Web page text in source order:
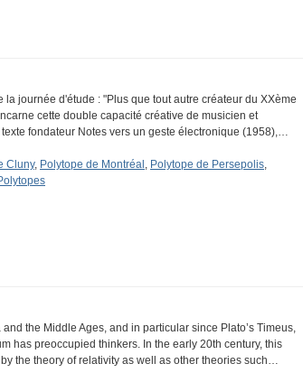
la journée d'étude : "Plus que tout autre créateur du XXème
cette double capacité créative de musicien et
texte fondateur Notes vers un geste électronique (1958),…
Cluny, Polytope de Montréal , Polytope de Persepolis,
the Middle Ages, and in particular since Plato’s Timeus,
has preoccupied thinkers. In the early 20th century, this
the theory of relativity as well as other theories such…